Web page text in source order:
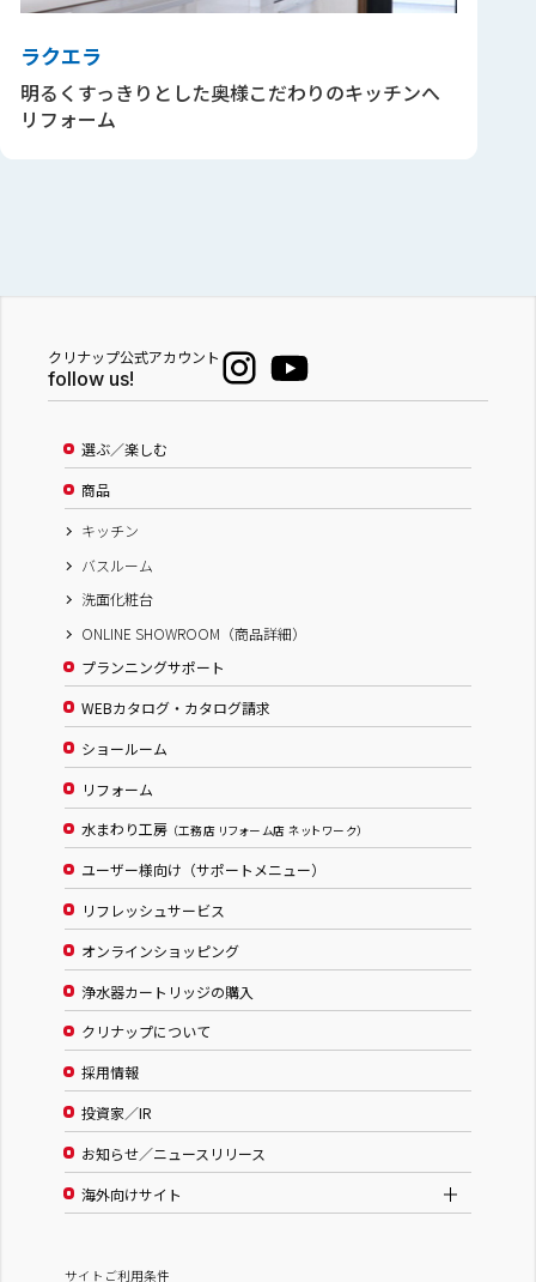
ラクエラ
明るくすっきりとした奥様こだわりのキッチンへ
リフォーム
クリナップ公式アカウント
follow us!
選ぶ／楽しむ
商品
キッチン
バスルーム
洗面化粧台
ONLINE SHOWROOM（商品詳細）
プランニングサポート
WEBカタログ・カタログ請求
ショールーム
リフォーム
水まわり工房 （工務店 リフォーム店 ネットワーク）
ユーザー様向け（サポートメニュー）
リフレッシュサービス
オンラインショッピング
浄水器カートリッジの購入
クリナップについて
採用情報
投資家／IR
お知らせ／ニュースリリース
海外向けサイト
サイトご利用条件